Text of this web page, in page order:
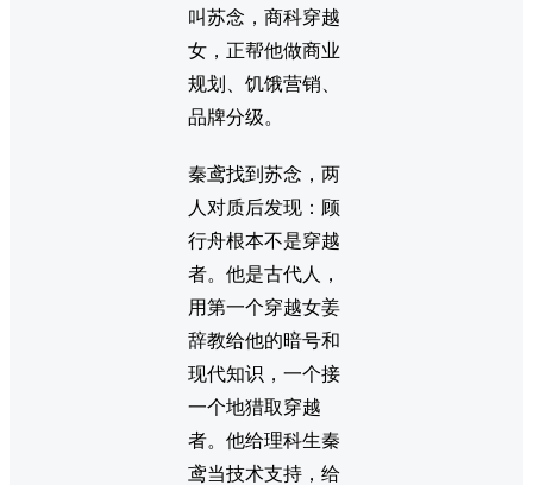
叫苏念，商科穿越
女，正帮他做商业
规划、饥饿营销、
品牌分级。
秦鸢找到苏念，两
人对质后发现：顾
行舟根本不是穿越
者。他是古代人，
用第一个穿越女姜
辞教给他的暗号和
现代知识，一个接
一个地猎取穿越
者。他给理科生秦
鸢当技术支持，给